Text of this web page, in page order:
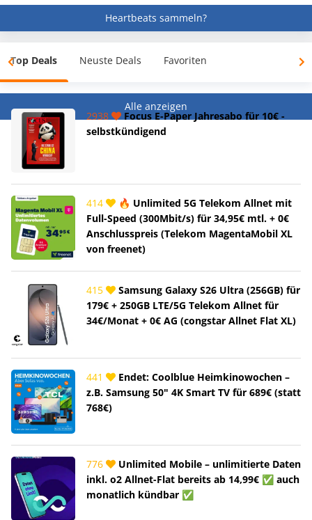
Heartbeats sammeln?
Top Deals Neuste Deals Favoriten
Alle anzeigen
2938
Focus E-Paper Jahresabo für 10€ -
selbstkündigend
414
🔥 Unlimited 5G Telekom Allnet mit
Full-Speed (300Mbit/s) für 34,95€ mtl. + 0€
Anschlusspreis (Telekom MagentaMobil XL
von freenet)
415
Samsung Galaxy S26 Ultra (256GB) für
179€ + 250GB LTE/5G Telekom Allnet für
34€/Monat + 0€ AG (congstar Allnet Flat XL)
441
Endet: Coolblue Heimkinowochen –
z.B. Samsung 50" 4K Smart TV für 689€ (statt
768€)
776
Unlimited Mobile – unlimitierte Daten
inkl. o2 Allnet-Flat bereits ab 14,99€ ✅ auch
monatlich kündbar ✅